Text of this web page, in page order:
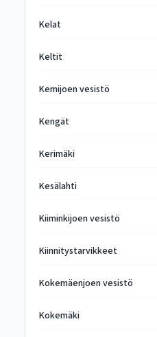
Kelat
Keltit
Kemijoen vesistö
Kengät
Kerimäki
Kesälahti
Kiiminkijoen vesistö
Kiinnitystarvikkeet
Kokemäenjoen vesistö
Kokemäki